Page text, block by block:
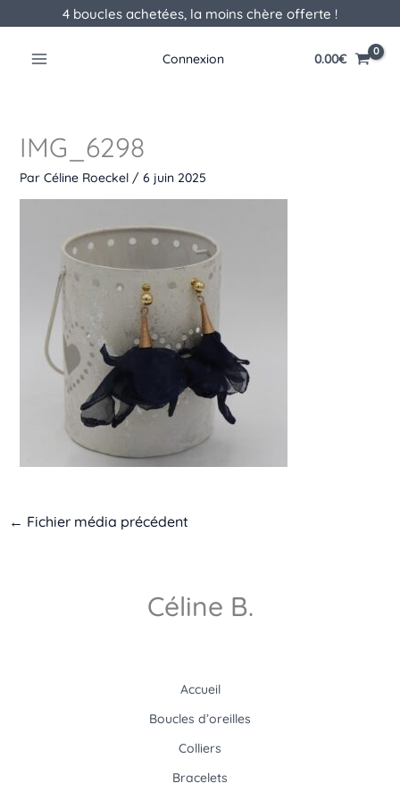
au
contenu
4 boucles achetées, la moins chère offerte !
Connexion 0.00€
IMG_6298
Par Céline Roeckel / 6 juin 2025
← Fichier média précédent
Céline B.
Accueil
Boucles d’oreilles
Colliers
Bracelets